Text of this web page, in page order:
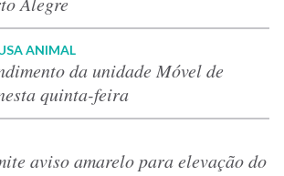
ANIMAL
da unidade Móvel de
quinta-feira
aviso amarelo para elevação do